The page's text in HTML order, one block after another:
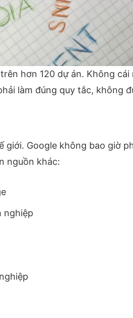
hơn 120 dự án. Không
làm đúng quy tắc, không
Google không bao giờ
nguồn khác:
nghiệp